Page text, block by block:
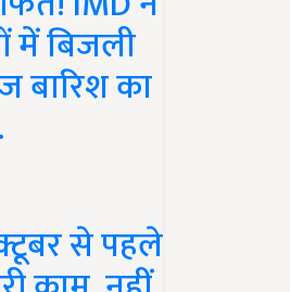
में बिजली
का
से पहले